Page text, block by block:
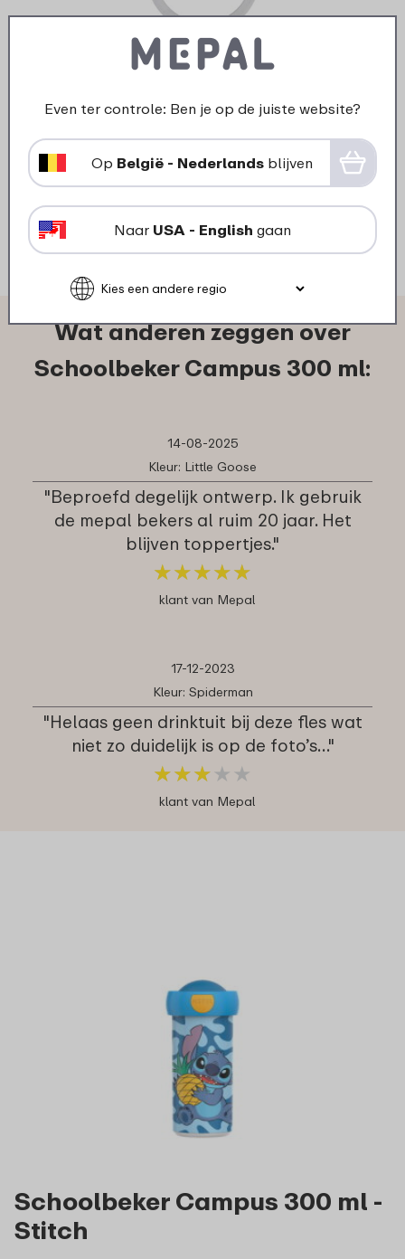
Campus - helder
169
Wat anderen zeggen over
Schoolbeker Campus 300 ml:
14-08-2025
Kleur: Little Goose
"Beproefd degelijk ontwerp. Ik gebruik
de mepal bekers al ruim 20 jaar. Het
blijven toppertjes."
★★★★★
★★★★★
klant van Mepal
17-12-2023
Kleur: Spiderman
"Helaas geen drinktuit bij deze fles wat
niet zo duidelijk is op de foto’s…"
★★★ ★ ★
★★★ ★ ★
klant van Mepal
Schoolbeker Campus 300 ml -
Stitch
Even ter controle: Ben je op de juiste website?
Op België - Nederlands blijven
Naar USA - English gaan